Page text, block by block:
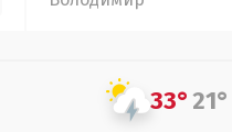
33°21°